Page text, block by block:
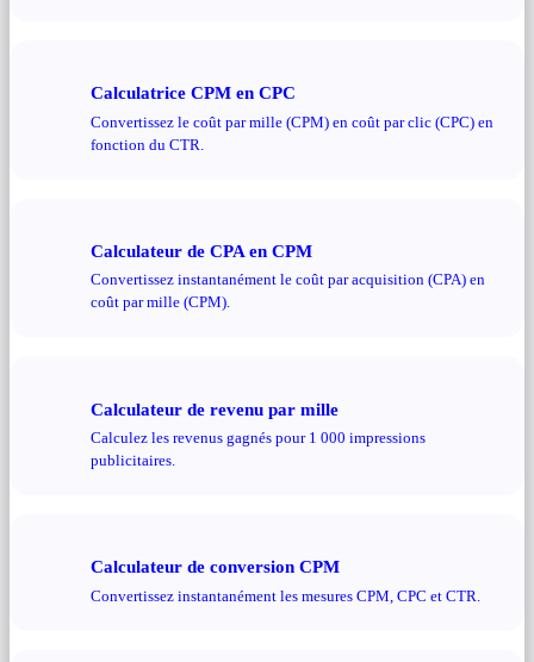
Calculatrice CPM en CPC
Convertissez le coût par mille (CPM) en coût par clic (CPC) en
fonction du CTR.
Calculateur de CPA en CPM
Convertissez instantanément le coût par acquisition (CPA) en
coût par mille (CPM).
Calculateur de revenu par mille
Calculez les revenus gagnés pour 1 000 impressions
publicitaires.
Calculateur de conversion CPM
Convertissez instantanément les mesures CPM, CPC et CTR.